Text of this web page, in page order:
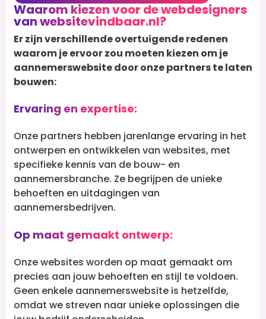
Waarom kiezen voor de webdesigners
van websitevindbaar.nl?
Er zijn verschillende overtuigende redenen
waarom je ervoor zou moeten kiezen om je
aannemerswebsite door onze partners te laten
bouwen:
Ervaring en expertise:
Onze partners hebben jarenlange ervaring in het
ontwerpen en ontwikkelen van websites, met
specifieke kennis van de bouw- en
aannemersbranche. Ze begrijpen de unieke
behoeften en uitdagingen van
aannemersbedrijven.
Op maat gemaakt ontwerp:
Onze websites worden op maat gemaakt om
precies aan jouw behoeften en stijl te voldoen.
Geen enkele aannemerswebsite is hetzelfde,
omdat we streven naar unieke oplossingen die